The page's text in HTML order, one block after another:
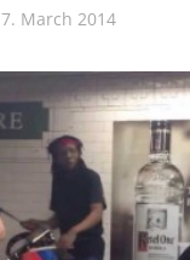
7. March 2014